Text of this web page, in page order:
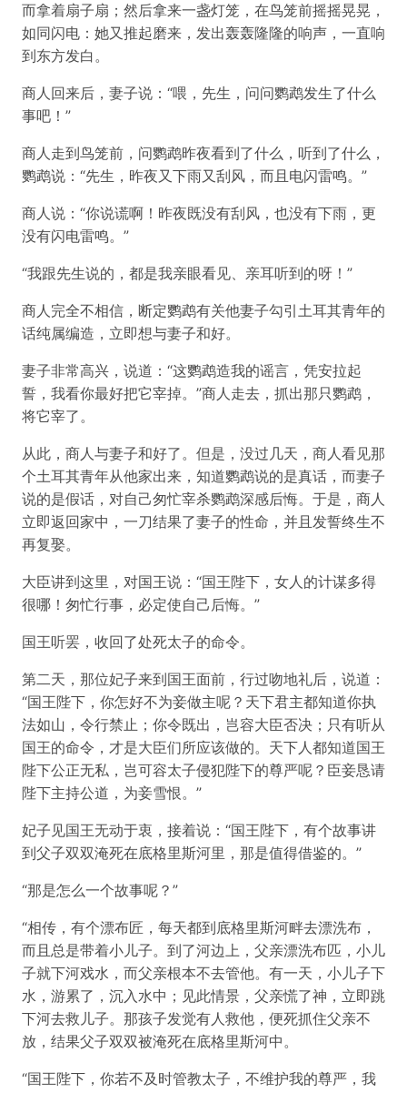
而拿着扇子扇；然后拿来一盏灯笼，在鸟笼前摇摇晃晃，
如同闪电：她又推起磨来，发出轰轰隆隆的响声，一直响
到东方发白。
商人回来后，妻子说：“喂，先生，问问鹦鹉发生了什么
事吧！”
商人走到鸟笼前，问鹦鹉昨夜看到了什么，听到了什么，
鹦鹉说：“先生，昨夜又下雨又刮风，而且电闪雷鸣。”
商人说：“你说谎啊！昨夜既没有刮风，也没有下雨，更
没有闪电雷鸣。”
“我跟先生说的，都是我亲眼看见、亲耳听到的呀！”
商人完全不相信，断定鹦鹉有关他妻子勾引土耳其青年的
话纯属编造，立即想与妻子和好。
妻子非常高兴，说道：“这鹦鹉造我的谣言，凭安拉起
誓，我看你最好把它宰掉。”商人走去，抓出那只鹦鹉，
将它宰了。
从此，商人与妻子和好了。但是，没过几天，商人看见那
个土耳其青年从他家出来，知道鹦鹉说的是真话，而妻子
说的是假话，对自己匆忙宰杀鹦鹉深感后悔。于是，商人
立即返回家中，一刀结果了妻子的性命，并且发誓终生不
再复娶。
大臣讲到这里，对国王说：“国王陛下，女人的计谋多得
很哪！匆忙行事，必定使自己后悔。”
国王听罢，收回了处死太子的命令。
第二天，那位妃子来到国王面前，行过吻地礼后，说道：
“国王陛下，你怎好不为妾做主呢？天下君主都知道你执
法如山，令行禁止；你令既出，岂容大臣否决；只有听从
国王的命令，才是大臣们所应该做的。天下人都知道国王
陛下公正无私，岂可容太子侵犯陛下的尊严呢？臣妾恳请
陛下主持公道，为妾雪恨。”
妃子见国王无动于衷，接着说：“国王陛下，有个故事讲
到父子双双淹死在底格里斯河里，那是值得借鉴的。”
“那是怎么一个故事呢？”
“相传，有个漂布匠，每天都到底格里斯河畔去漂洗布，
而且总是带着小儿子。到了河边上，父亲漂洗布匹，小儿
子就下河戏水，而父亲根本不去管他。有一天，小儿子下
水，游累了，沉入水中；见此情景，父亲慌了神，立即跳
下河去救儿子。那孩子发觉有人救他，便死抓住父亲不
放，结果父子双双被淹死在底格里斯河中。
“国王陛下，你若不及时管教太子，不维护我的尊严，我